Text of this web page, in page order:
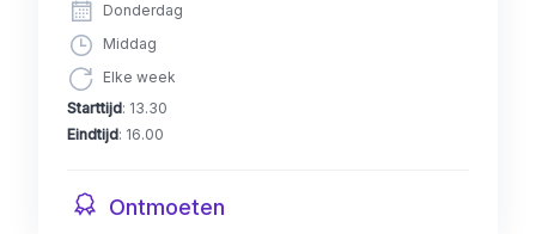
Donderdag
Middag
Elke week
Starttijd: 13.30
Eindtijd: 16.00
Ontmoeten